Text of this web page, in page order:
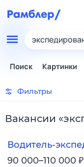
Поиск Картинки
Фильтры
Вакансии «
Водитель-
90 000–110 000 ₽